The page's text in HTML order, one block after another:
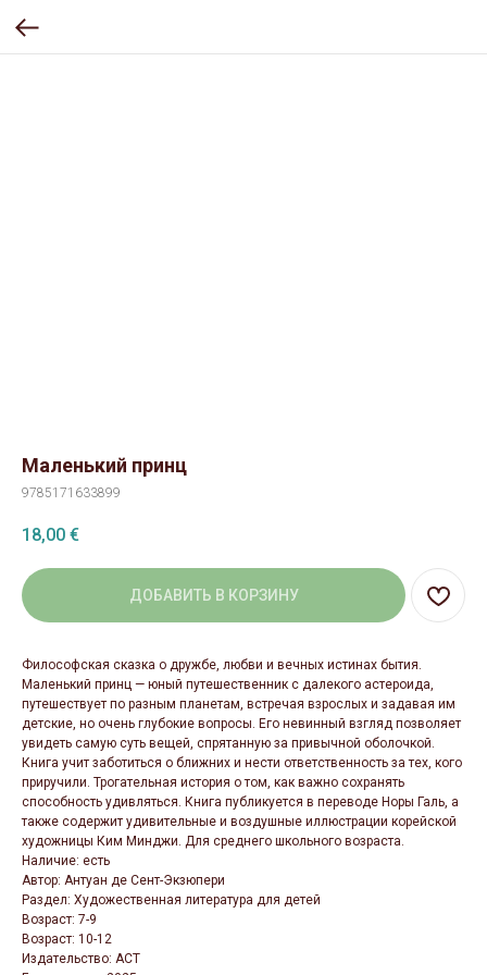
Маленький принц
9785171633899
18,00 €
ДОБАВИТЬ В КОРЗИНУ
Философская сказка о дружбе, любви и вечных истинах бытия.
Маленький принц — юный путешественник с далекого астероида,
путешествует по разным планетам, встречая взрослых и задавая им
детские, но очень глубокие вопросы. Его невинный взгляд позволяет
увидеть самую суть вещей, спрятанную за привычной оболочкой.
Книга учит заботиться о ближних и нести ответственность за тех, кого
приручили. Трогательная история о том, как важно сохранять
способность удивляться. Книга публикуется в переводе Норы Галь, а
также содержит удивительные и воздушные иллюстрации корейской
художницы Ким Минджи. Для среднего школьного возраста.
Наличие: есть
Автор: Антуан де Сент-Экзюпери
Раздел: Художественная литература для детей
Возраст: 7-9
Возраст: 10-12
Издательство: АСТ